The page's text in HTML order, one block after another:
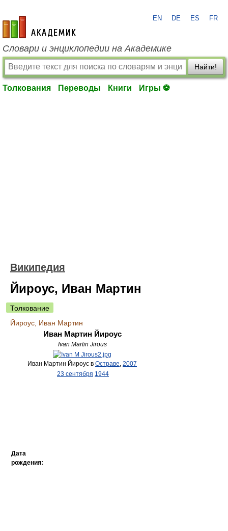
academic.ru
EN DE ES FR
Словари и энциклопедии на Академике
Найти!
Толкования Переводы Книги Игры ⚽
Википедия
Йироус, Иван Мартин
Толкование
Йироус, Иван Мартин
Иван Мартин Йироус
Ivan Martin Jirous
Иван Мартин Йироус в Остраве, 2007
Дата
рождения:
23 сентября 1944